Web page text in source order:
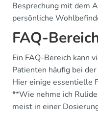
Besprechung mit dem
persönliche
FAQ-
Ein FAQ-Bereich kann
Patienten häufig bei
Hier einige essentielle
**Wie nehme ich
meist in einer